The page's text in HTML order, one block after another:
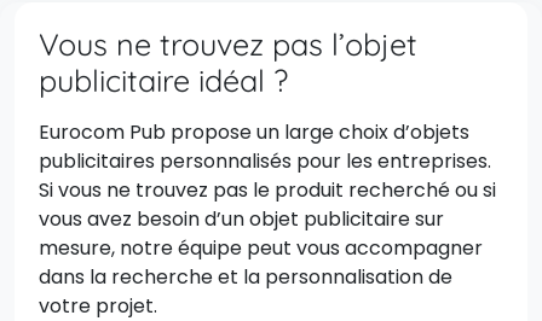
Vous ne trouvez pas l’objet
publicitaire idéal ?
Eurocom Pub propose un large choix d’objets
publicitaires personnalisés pour les entreprises.
Si vous ne trouvez pas le produit recherché ou si
vous avez besoin d’un objet publicitaire sur
mesure, notre équipe peut vous accompagner
dans la recherche et la personnalisation de
votre projet.